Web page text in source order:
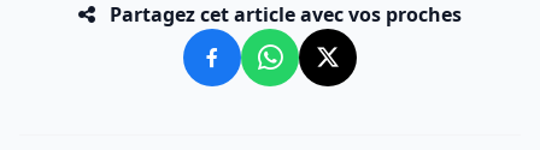
Partagez cet article avec vos proches